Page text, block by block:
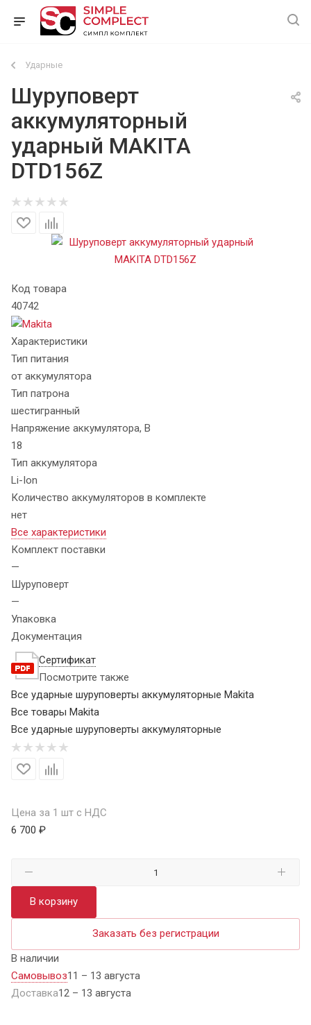
Ударные
Шуруповерт
аккумуляторный
ударный MAKITA
DTD156Z
Код товара
40742
Характеристики
Тип питания
от аккумулятора
Тип патрона
шестигранный
Напряжение аккумулятора, В
18
Тип аккумулятора
Li-Ion
Количество аккумуляторов в комплекте
нет
Все характеристики
Комплект поставки
—
Шуруповерт
—
Упаковка
Документация
Сертификат
Посмотрите также
Все ударные шуруповерты аккумуляторные Makita
Все товары Makita
Все ударные шуруповерты аккумуляторные
Цена за 1 шт с НДС
6 700 ₽
В корзину
Заказать без регистрации
В наличии
Самовывоз11 – 13 августа
Доставка12 – 13 августа